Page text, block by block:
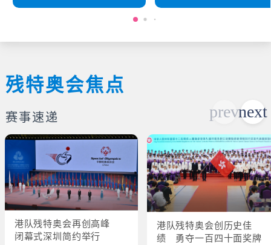
残特奥会焦点
赛事速递
港队残特奥会再创高峰
闭幕式深圳简约举行
港队残特奥会创历史佳
绩 勇夺一百四十面奖牌